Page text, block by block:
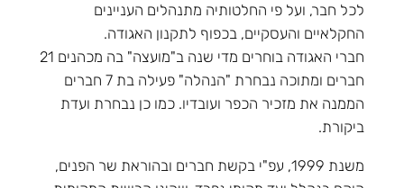
לכל חבר, ועל פי החלטותיה מתנהלים העניינים
החקלאיים והעסקיים, בכפוף לתקנון האגודה.
חברי האגודה בוחרים מדי שנה ב"מועצה" בה מכהנים 21
חברים ומתוכה נבחרת "הנהלה" פעילה בת 7 חברים
הממנה את מזכיר הכפר ועובדיו. כמו כן נבחרת ועדת
ביקורת.
משנת 1999, עפ"י בקשת חברים ובהוראת שר הפנים,